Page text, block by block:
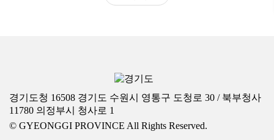
경기도청 16508 경기도 수원시 영통구 도청로 30 / 북부청사
11780 의정부시 청사로 1
© GYEONGGI PROVINCE All Rights Reserved.